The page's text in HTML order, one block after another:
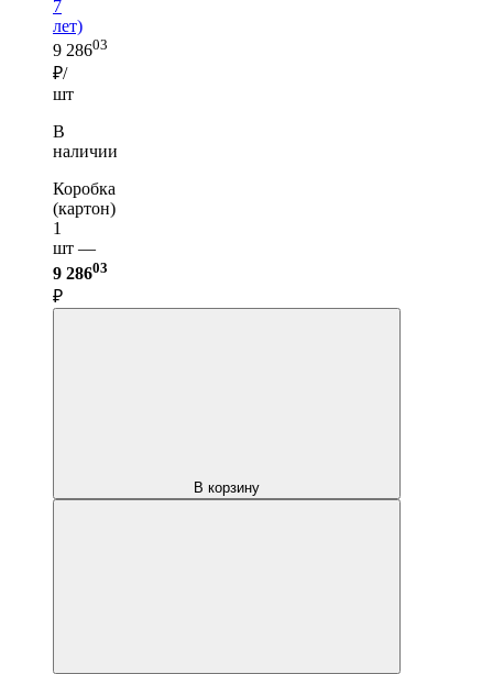
7
лет)
9 28603
₽/
шт
В
наличии
Коробка
(картон)
1
шт —
9 28603
₽
В корзину